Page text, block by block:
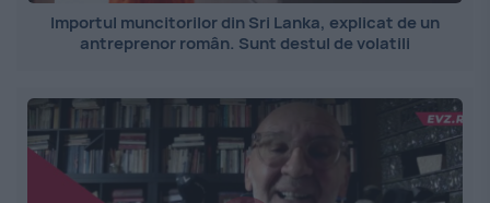
Importul muncitorilor din Sri Lanka, explicat de un
antreprenor român. Sunt destul de volatili